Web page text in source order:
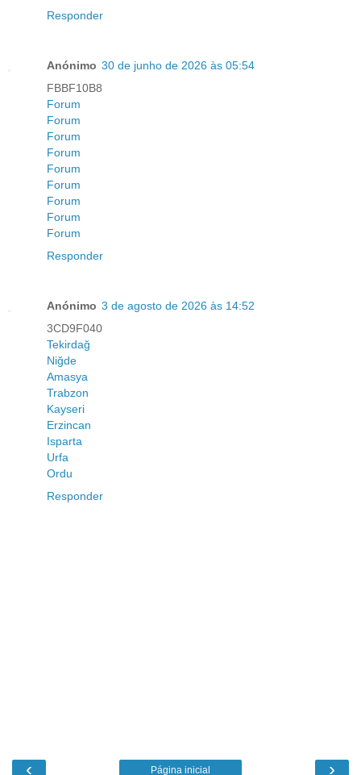
Responder
Anónimo 30 de junho de 2026 às 05:54
FBBF10B8
Forum
Forum
Forum
Forum
Forum
Forum
Forum
Forum
Forum
Responder
Anónimo 3 de agosto de 2026 às 14:52
3CD9F040
Tekirdağ
Niğde
Amasya
Trabzon
Kayseri
Erzincan
Isparta
Urfa
Ordu
Responder
‹ ›
Página inicial